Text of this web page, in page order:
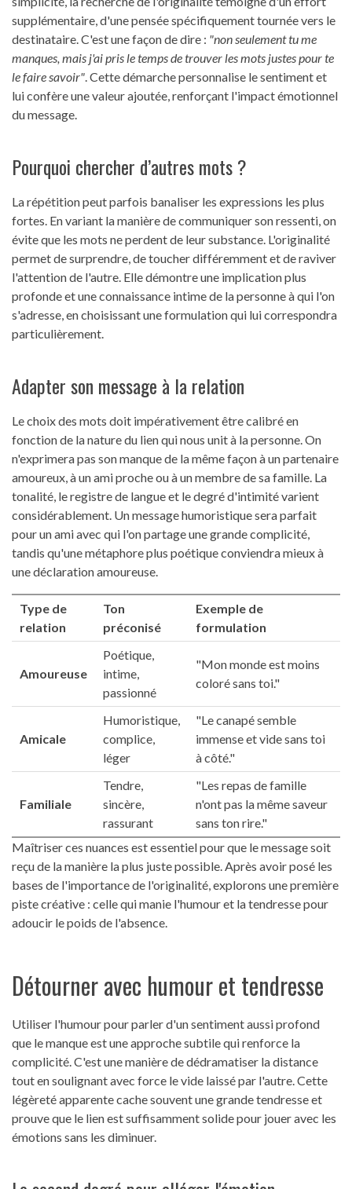
supplémentaire, d'une pensée spécifiquement tournée vers le
destinataire. C'est une façon de dire : "non seulement tu me
manques, mais j'ai pris le temps de trouver les mots justes pour te
le faire savoir". Cette démarche personnalise le sentiment et
lui confère une valeur ajoutée, renforçant l'impact émotionnel
du message.
Pourquoi chercher d’autres mots ?
La répétition peut parfois banaliser les expressions les plus
fortes. En variant la manière de communiquer son ressenti, on
évite que les mots ne perdent de leur substance. L'originalité
permet de surprendre, de toucher différemment et de raviver
l'attention de l'autre. Elle démontre une implication plus
profonde et une connaissance intime de la personne à qui l'on
s'adresse, en choisissant une formulation qui lui correspondra
particulièrement.
Adapter son message à la relation
Le choix des mots doit impérativement être calibré en
fonction de la nature du lien qui nous unit à la personne. On
n'exprimera pas son manque de la même façon à un partenaire
amoureux, à un ami proche ou à un membre de sa famille. La
tonalité, le registre de langue et le degré d'intimité varient
considérablement. Un message humoristique sera parfait
pour un ami avec qui l'on partage une grande complicité,
tandis qu'une métaphore plus poétique conviendra mieux à
une déclaration amoureuse.
Type de
relation
Ton
préconisé
Exemple de
formulation
Amoureuse
Poétique,
intime,
passionné
"Mon monde est moins
coloré sans toi."
Amicale
Humoristique,
complice,
léger
"Le canapé semble
immense et vide sans toi
à côté."
Familiale
Tendre,
sincère,
rassurant
"Les repas de famille
n'ont pas la même saveur
sans ton rire."
Maîtriser ces nuances est essentiel pour que le message soit
reçu de la manière la plus juste possible. Après avoir posé les
bases de l'importance de l'originalité, explorons une première
piste créative : celle qui manie l'humour et la tendresse pour
adoucir le poids de l'absence.
Détourner avec humour et tendresse
Utiliser l'humour pour parler d'un sentiment aussi profond
que le manque est une approche subtile qui renforce la
complicité. C'est une manière de dédramatiser la distance
tout en soulignant avec force le vide laissé par l'autre. Cette
légèreté apparente cache souvent une grande tendresse et
prouve que le lien est suffisamment solide pour jouer avec les
émotions sans les diminuer.